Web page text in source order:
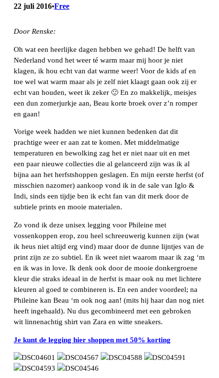
22 juli 2016•Free
Door Renske:
Oh wat een heerlijke dagen hebben we gehad! De helft van
Nederland vond het weer té warm maar mij hoor je niet
klagen, ik hou echt van dat warme weer! Voor de kids af en
toe wel wat warm maar als je zelf niet klaagt gaan ook zij er
echt van houden, weet ik zeker 🙂 En zo makkelijk, meisjes
een dun zomerjurkje aan, Beau korte broek over z’n romper
en gaan!
Vorige week hadden we niet kunnen bedenken dat dit
prachtige weer er aan zat te komen. Met middelmatige
temperaturen en bewolking zag het er niet naar uit en met
een paar nieuwe collecties die al gelanceerd zijn was ik al
bijna aan het herfstshoppen geslagen. En mijn eerste herfst (of
misschien nazomer) aankoop vond ik in de sale van Iglo &
Indi, sinds een tijdje ben ik echt fan van dit merk door de
subtiele prints en mooie materialen.
Zo vond ik deze unisex legging voor Phileine met
vossenkoppen erop, zou heel schreeuwerig kunnen zijn (wat
ik heus niet altijd erg vind) maar door de dunne lijntjes van de
print zijn ze zo subtiel. En ik weet niet waarom maar ik zag ‘m
en ik was in love. Ik denk ook door de mooie donkergroene
kleur die straks ideaal in de herfst is maar ook nu met lichtere
kleuren al goed te combineren is. En een ander voordeel; na
Phileine kan Beau ‘m ook nog aan! (mits hij haar dan nog niet
heeft ingehaald). Nu dus gecombineerd met een gebroken
wit linnenachtig shirt van Zara en witte sneakers.
Je kunt de legging hier shoppen met 50% korting